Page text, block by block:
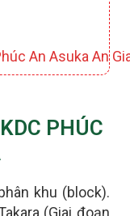
PHÚC
khu (block).